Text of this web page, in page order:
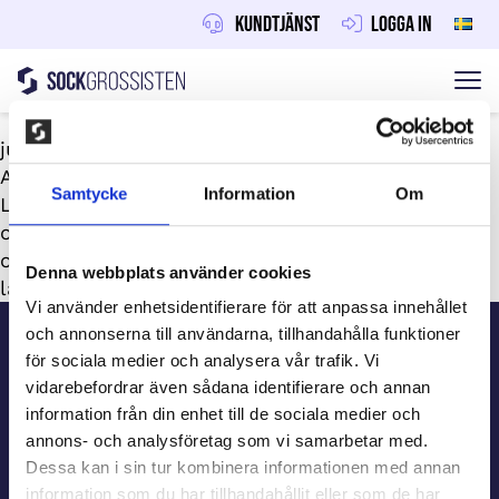
Samtycke Information Om
Denna webbplats använder cookies
Vi använder enhetsidentifierare för att anpassa innehållet
och annonserna till användarna, tillhandahålla funktioner
för sociala medier och analysera vår trafik. Vi
vidarebefordrar även sådana identifierare och annan
information från din enhet till de sociala medier och
annons- och analysföretag som vi samarbetar med.
Dessa kan i sin tur kombinera informationen med annan
information som du har tillhandahållit eller som de har
Kundtjänst Logga in
Hoppa till innehåll
Sockgrossisten
juni 30, 2026
Av
Laget säljer våra omtyckta strumpor och sport-
och underkläder och behåller 30% – mellan 45
och 150 kr per sålt paket. Perfekt för att fylla
lagkassan inför cupen eller träningslägret.
Sidfot
Kundtjänst
Beställ information